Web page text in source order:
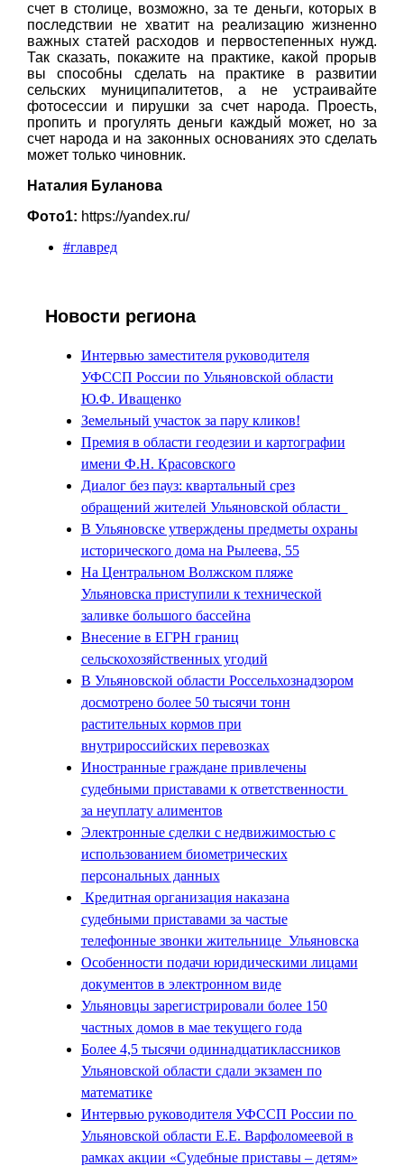
счет в столице, возможно, за те деньги, которых в
последствии не хватит на реализацию жизненно
важных статей расходов и первостепенных нужд.
Так сказать, покажите на практике, какой прорыв
вы способны сделать на практике в развитии
сельских муниципалитетов, а не устраивайте
фотосессии и пирушки за счет народа. Проесть,
пропить и прогулять деньги каждый может, но за
счет народа и на законных основаниях это сделать
может только чиновник.
Наталия Буланова
Фото1: https://yandex.ru/
#главред
Новости региона
Интервью заместителя руководителя
УФССП России по Ульяновской области
Ю.Ф. Иващенко
Земельный участок за пару кликов!
Премия в области геодезии и картографии
имени Ф.Н. Красовского
Диалог без пауз: квартальный срез
обращений жителей Ульяновской области
В Ульяновске утверждены предметы охраны
исторического дома на Рылеева, 55
На Центральном Волжском пляже
Ульяновска приступили к технической
заливке большого бассейна
Внесение в ЕГРН границ
сельскохозяйственных угодий
В Ульяновской области Россельхознадзором
досмотрено более 50 тысячи тонн
растительных кормов при
внутрироссийских перевозках
Иностранные граждане привлечены
судебными приставами к ответственности
за неуплату алиментов
Электронные сделки с недвижимостью с
использованием биометрических
персональных данных
Кредитная организация наказана
судебными приставами за частые
телефонные звонки жительнице Ульяновска
Особенности подачи юридическими лицами
документов в электронном виде
Ульяновцы зарегистрировали более 150
частных домов в мае текущего года
Более 4,5 тысячи одиннадцатиклассников
Ульяновской области сдали экзамен по
математике
Интервью руководителя УФССП России по
Ульяновской области Е.Е. Варфоломеевой в
рамках акции «Судебные приставы – детям»